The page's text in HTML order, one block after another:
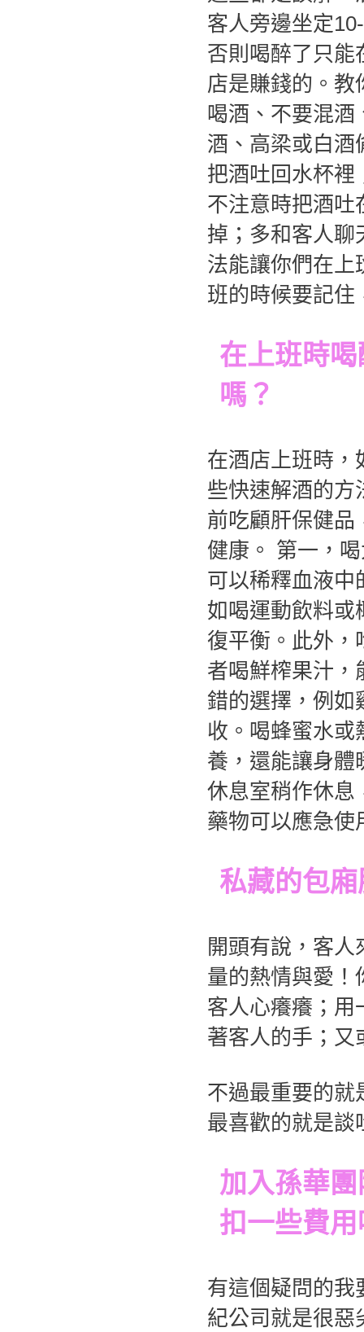
客人旁邊坐定
否則喝醉了只能
店是賺錢的。
喝酒、不要混酒
酒、高梁或白酒
把酒吐回水杯裡
不注意時把酒吐
掉；多和客人聊
法能讓你們在上
班的時候要記住
在上班時
嗎？
在酒店上班時，
些快速解酒的方
前吃顧肝保健品
健康。 第一，
可以稀釋血液中
如喝運動飲料或
復平衡。此外，
者喝鮮榨果汁，
錯的選擇，例如
收。喝蜂蜜水或
養，還能讓身體
休息室稍作休息
藥物可以應急使
私藏的包
開頭有說，客
量的熱情與愛！
客人心癢癢；用
著客人的手；又
不過最重要的就
最喜歡的就是談
加入孫華
扣一些費
有這個疑問的我
紀公司就是很惡